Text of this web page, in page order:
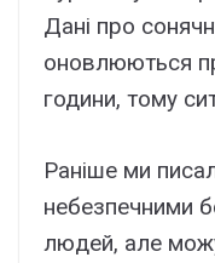
Дані про
оновлюються
години, тому
Раніше ми
небезпечними
людей, але